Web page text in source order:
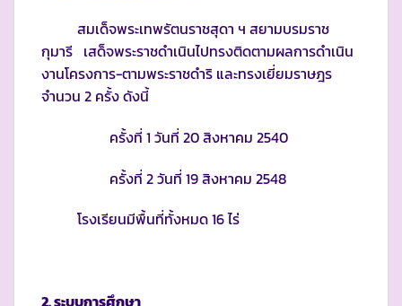
สมเด็จพระเทพรัตนราชสุดา ฯ สยามบรมราช
กุมารี เสด็จพระราชดำเนินไปทรงติดตามผลการดำเนิน
งานโครงการ-ตามพระราชดำริ และทรงเยี่ยมราษฎร
จำนวน 2 ครั้ง ดังนี้
ครั้งที่ 1 วันที่ 20 สิงหาคม 2540
ครั้งที่ 2 วันที่ 19 สิงหาคม 2548
โรงเรียนมีพื้นที่ทั้งหมด 16 ไร่
2. ระบบการศึกษา